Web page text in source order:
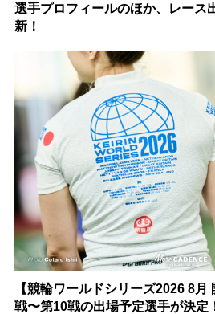
選手プロフィールのほか、レース
新！
【競輪ワールドシリーズ2026 8
戦〜第10戦の出場予定選手が決定